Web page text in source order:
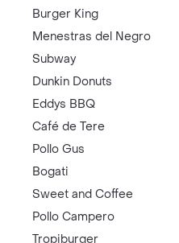
Burger King
Menestras del Negro
Subway
Dunkin Donuts
Eddys BBQ
Café de Tere
Pollo Gus
Bogati
Sweet and Coffee
Pollo Campero
Tropiburger